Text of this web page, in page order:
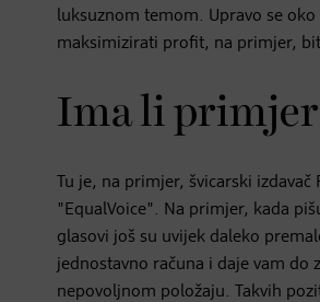
luksuznom temom. Upravo se
maksimizirati profit, na primjer,
Ima li
Tu je, na primjer, švicarski
"EqualVoice". Na primjer, kada
glasovi još su uvijek daleko
jednostavno računa i daje vam
nepovoljnom položaju. Takvih